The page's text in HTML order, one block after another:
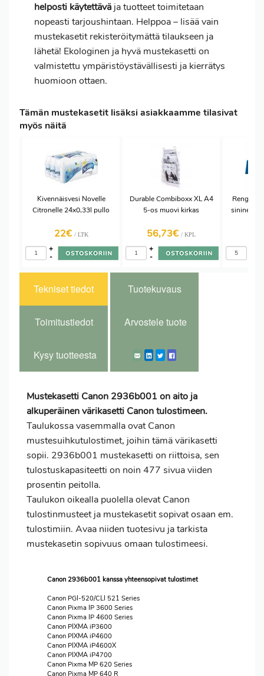
helposti käytettävä ja tuotteet toimitetaan
nopeasti tarjoushintaan. Helppoa – lisää vain
mustekasetit rekisteröitymättä tilaukseen ja
lähetä! Ekologinen ja hyvä mustekasetti on
valmistettu ympäristöystävällisesti ja kierrätys
huomioon ottaen.
Tämän mustekasetit lisäksi asiakkaamme tilasivat
myös näitä
Kivennäisvesi Novelle
Citronelle 24x0,33l pullo
22€ / LTK
-
+
Durable Combiboxx XL A4
5-os muovi kirkas
56,73€ / KPL
-
+
sininen
Tekniset tiedot Tuotekuvaus
Toimitustiedot Arvostele tuote
Kysy tuotteesta
Mustekasetti Canon 2936b001 on aito ja
alkuperäinen värikasetti Canon tulostimeen.
Taulukossa vasemmalla ovat Canon
mustesuihkutulostimet, joihin tämä värikasetti
sopii. 2936b001 mustekasetti on riittoisa, sen
tulostuskapasiteetti on noin 477 sivua viiden
prosentin peitolla.
Taulukon oikealla puolella olevat Canon
tulostinmusteet ja mustekasetit sopivat osaan em.
tulostimiin. Avaa niiden tuotesivu ja tarkista
mustekasetin sopivuus omaan tulostimeesi.
Canon 2936b001 kanssa yhteensopivat tulostimet
Canon PGI-520/CLI 521 Series
Canon Pixma IP 3600 Series
Canon Pixma IP 4600 Series
Canon PIXMA iP3600
Canon PIXMA iP4600
Canon PIXMA iP4600X
Canon PIXMA iP4700
Canon Pixma MP 620 Series
Canon Pixma MP 640 R